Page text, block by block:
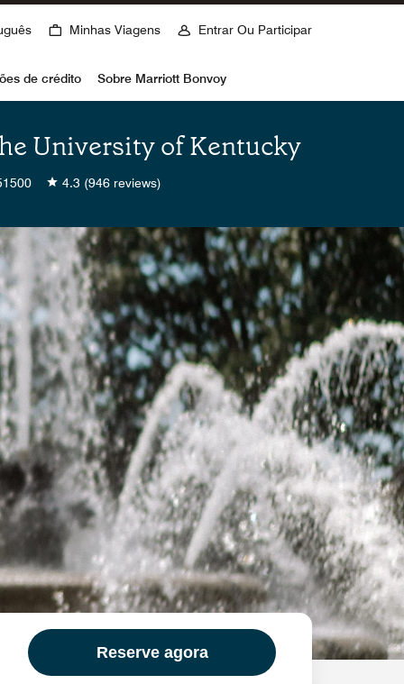
Minhas Viagens Entrar Ou Participar
de crédito Sobre Marriott Bonvoy
University of Kentucky
4.3 (946 reviews)
Reserve agora